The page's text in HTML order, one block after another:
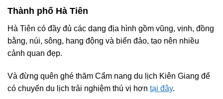
Thành phố Hà Tiên
Hà Tiên có đầy đủ các dạng địa hình gồm vũng, vịnh, đồng
bằng, núi, sông, hang động và biển đảo, tạo nên nhiều
cảnh quan đẹp.
Và đừng quên ghé thăm Cẩm nang du lịch Kiên Giang để
có chuyến du lịch trải nghiệm thú vị hơn tại đây.